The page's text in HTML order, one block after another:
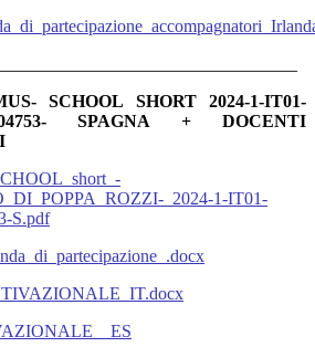
SCHOOL SHORT
2024-1-IT01-
SPAGNA + DOCENTI
_2024-1-IT01-
S.pdf